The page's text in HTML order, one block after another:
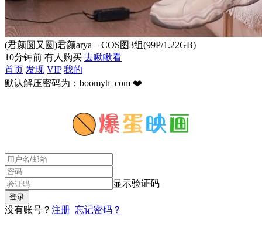
(君颜圆又圆)君颜arya – COS图3组(99P/1.22GB)
10分钟前 有人购买 去瞅瞅看
首页 发现 VIP 我的
默认解压密码为：boomyh_com ❤️
显示验证码
没有账号？ 注册 忘记密码？